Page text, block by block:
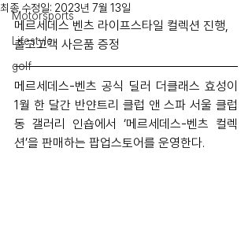
Motorsports
Lifestyle
golf
최종 수정일: 2023년 7월 13일
메르세데스 벤츠 라이프스타일 컬렉션 진행,
출고고객 사은품 증정
메르세데스-벤츠 공식 딜러 더클래스 효성이
1월 한 달간 반얀트리 클럽 앤 스파 서울 클럽
동 갤러리 인숍에서 ‘메르세데스-벤츠 컬렉
션’을 판매하는 팝업스토어를 운영한다.